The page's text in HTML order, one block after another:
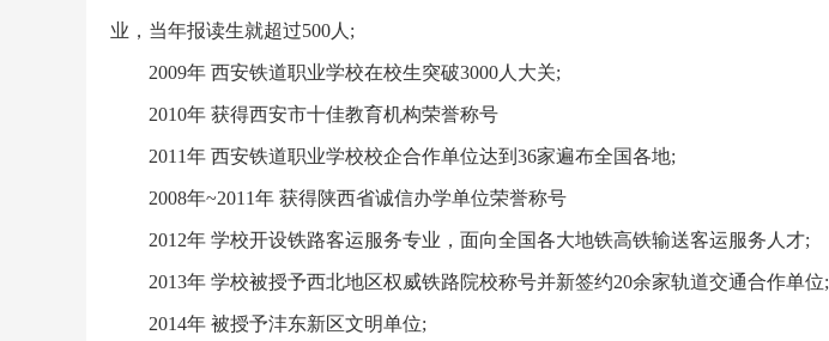
业，当年报读生就超过500人;
2009年 西安铁道职业学校在校生突破3000人大关;
2010年 获得西安市十佳教育机构荣誉称号
2011年 西安铁道职业学校校企合作单位达到36家遍布全国各地;
2008年~2011年 获得陕西省诚信办学单位荣誉称号
2012年 学校开设铁路客运服务专业，面向全国各大地铁高铁输送客运服务人才;
2013年 学校被授予西北地区权威铁路院校称号并新签约20余家轨道交通合作单位;
2014年 被授予沣东新区文明单位;